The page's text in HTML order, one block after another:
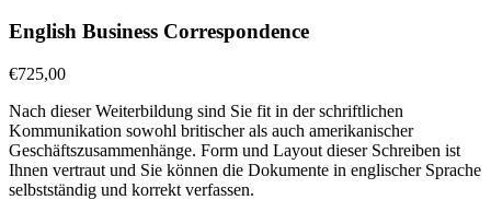
English Business Correspondence
€725,00
Nach dieser Weiterbildung sind Sie fit in der schriftlichen
Kommunikation sowohl britischer als auch amerikanischer
Geschäftszusammenhänge. Form und Layout dieser Schreiben ist
Ihnen vertraut und Sie können die Dokumente in englischer Sprache
selbstständig und korrekt verfassen.